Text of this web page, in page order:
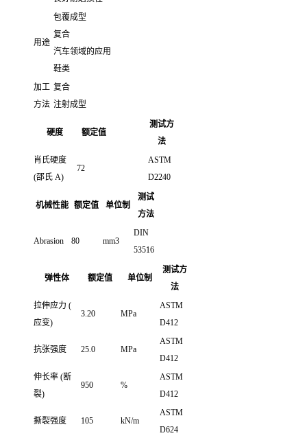
用途
包覆成型
复合
汽车领域的应用
鞋类
加工
方法
复合
注射成型
硬度 额定值
测试方
法
肖氏硬度
(邵氏 A)
72
ASTM
D2240
机械性能 额定值 单位制
测试
方法
Abrasion 80 mm3
DIN
53516
弹性体 额定值 单位制
测试方
法
拉伸应力 (
应变)
3.20 MPa
ASTM
D412
抗张强度 25.0 MPa
ASTM
D412
伸长率 (断
裂)
950 %
ASTM
D412
撕裂强度 105 kN/m
ASTM
D624